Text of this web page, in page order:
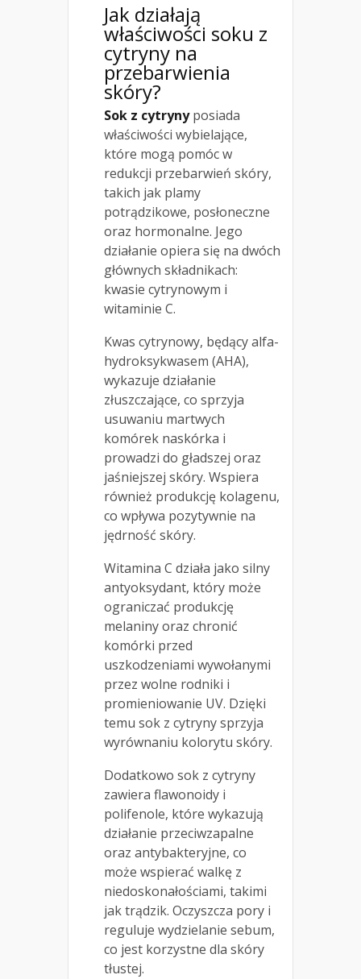
Jak działają
właściwości soku z
cytryny na
przebarwienia
skóry?
Sok z cytrynyposiada
właściwości wybielające,
które mogą pomóc w
redukcji przebarwień skóry,
takich jak plamy
potrądzikowe, posłoneczne
oraz hormonalne. Jego
działanie opiera się na dwóch
głównych składnikach:
kwasie cytrynowym i
witaminie C.
Kwas cytrynowy, będący alfa-
hydroksykwasem (AHA),
wykazuje działanie
złuszczające, co sprzyja
usuwaniu martwych
komórek naskórka i
prowadzi do gładszej oraz
jaśniejszej skóry. Wspiera
również produkcję kolagenu,
co wpływa pozytywnie na
jędrność skóry.
Witamina C działa jako silny
antyoksydant, który może
ograniczać produkcję
melaniny oraz chronić
komórki przed
uszkodzeniami wywołanymi
przez wolne rodniki i
promieniowanie UV. Dzięki
temu sok z cytryny sprzyja
wyrównaniu kolorytu skóry.
Dodatkowo sok z cytryny
zawiera flawonoidy i
polifenole, które wykazują
działanie przeciwzapalne
oraz antybakteryjne, co
może wspierać walkę z
niedoskonałościami, takimi
jak trądzik. Oczyszcza pory i
reguluje wydzielanie sebum,
co jest korzystne dla skóry
tłustej.